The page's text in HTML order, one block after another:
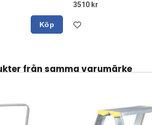
Köp
3510 kr
från samma varumärke